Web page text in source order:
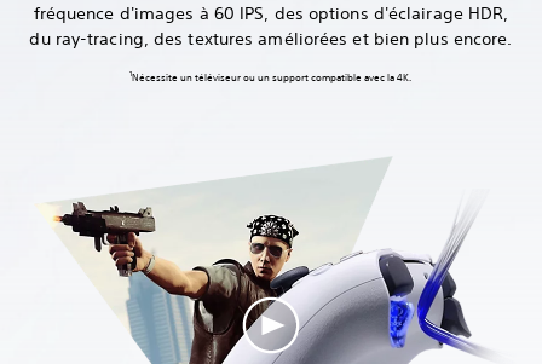
fréquence d'images à 60 IPS, des options d'éclairage HDR,
du ray-tracing, des textures améliorées et bien plus encore.
‎1‏Nécessite un téléviseur ou un support compatible avec la 4K.‎